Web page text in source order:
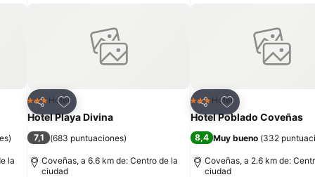
)
la
Compartir
Agregar a favoritos
3 Estrellas
Hotel
Hotel Playa Divina
7,1 (683 puntuaciones)
Coveñas, a 6.6 km de: Centro de la
ciudad
Compartir
Agregar a
3 Estrellas
Hotel
Hotel Poblado Coveñas
8,4 Muy bueno (332
Coveñas, a 2.6 km de:
ciudad